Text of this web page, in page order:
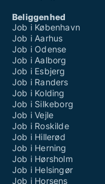
Beliggenhed
Job i København
Job i Aarhus
Job i Odense
Job i Aalborg
Job i Esbjerg
Job i Randers
Job i Kolding
Job i Silkeborg
Job i Vejle
Job i Roskilde
Job i Hillerød
Job i Herning
Job i Hørsholm
Job i Helsingør
Job i Horsens